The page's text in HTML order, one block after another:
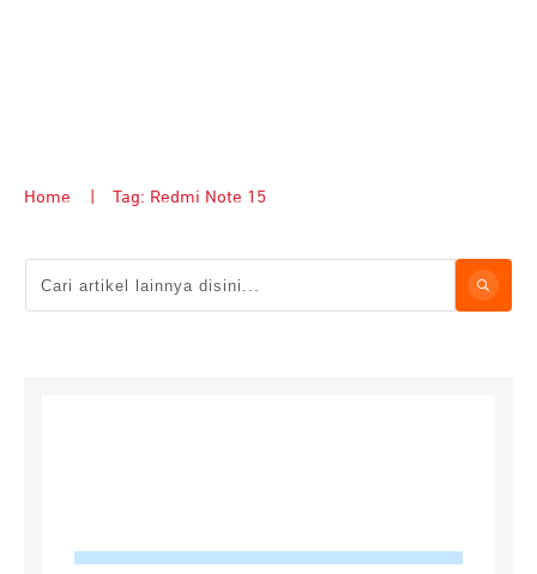
Home Tag: Redmi Note 15